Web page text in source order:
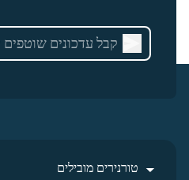
טורנירים מובילים